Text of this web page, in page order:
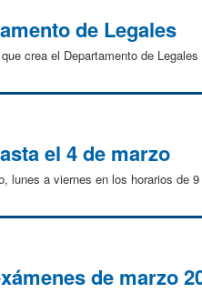
de Legales
crea el Departamento de Legales
el 4 de marzo
lunes a viernes en los horarios de
de marzo